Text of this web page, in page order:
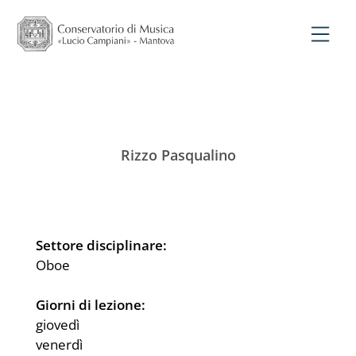
Rizzo Pasqualino
Settore disciplinare:
Oboe
Giorni di lezione:
giovedì
venerdì